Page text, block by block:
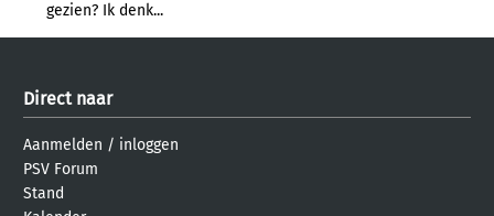
gezien? Ik denk...
Direct naar
Aanmelden / inloggen
PSV Forum
Stand